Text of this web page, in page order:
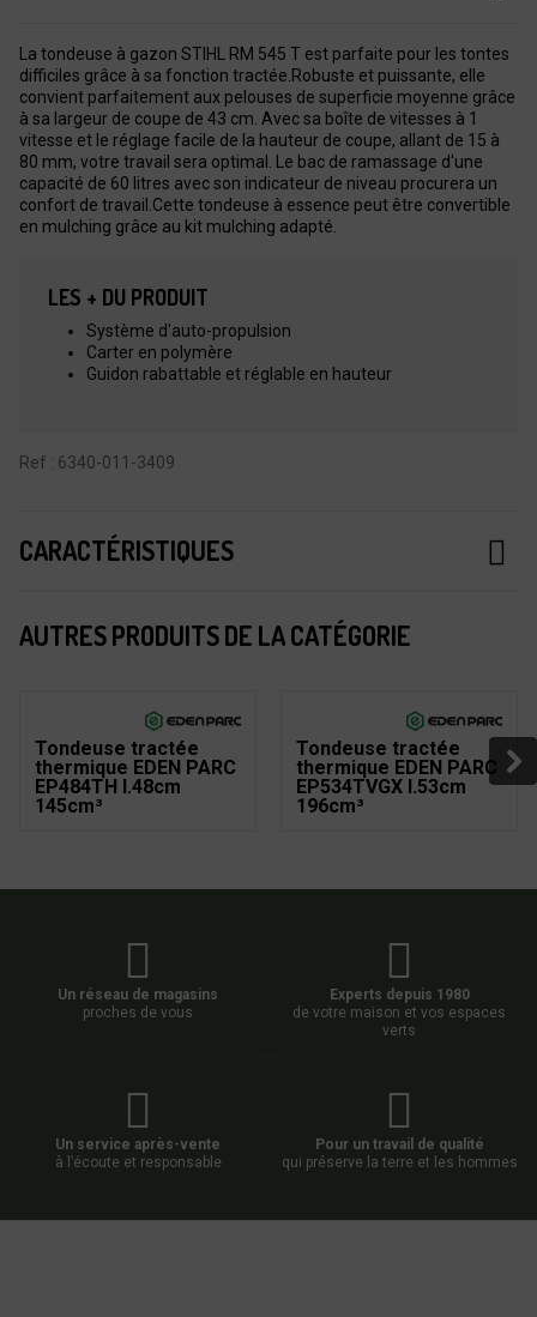
La tondeuse à gazon STIHL RM 545 T est parfaite pour les tontes
difficiles grâce à sa fonction tractée.Robuste et puissante, elle
convient parfaitement aux pelouses de superficie moyenne grâce
à sa largeur de coupe de 43 cm. Avec sa boîte de vitesses à 1
vitesse et le réglage facile de la hauteur de coupe, allant de 15 à
80 mm, votre travail sera optimal. Le bac de ramassage d'une
capacité de 60 litres avec son indicateur de niveau procurera un
confort de travail.Cette tondeuse à essence peut être convertible
en mulching grâce au kit mulching adapté.
LES + DU PRODUIT
Système d'auto-propulsion
Carter en polymère
Guidon rabattable et réglable en hauteur
Ref : 6340-011-3409
CARACTÉRISTIQUES
AUTRES PRODUITS DE LA CATÉGORIE
Tondeuse tractée
thermique EDEN PARC
EP484TH l.48cm
145cm³
Tondeuse tractée
thermique EDEN PARC
EP534TVGX l.53cm
196cm³
Un réseau de magasins
proches de vous
Experts depuis 1980
de votre maison et vos espaces
verts
Un service après-vente
à l’écoute et responsable
Pour un travail de qualité
qui préserve la terre et les hommes